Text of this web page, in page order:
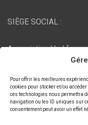
Pour offrir les meilleures
cookies pour stocker et/ou
ces technologies nous permettra
navigation ou les ID uniques sur
consentement peut avoir un effet
SIÈGE SOCIAL :
Association Ural
Bujaleuf, 87460
HÉBERGEMENT :
, Chemin